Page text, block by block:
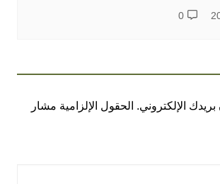
0
الحقول الإلزامية مشار